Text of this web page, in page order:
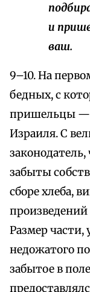
и
ваш.
9–10. На
бедных, с
пришельцы —
Израиля. С
забыты
сборе хлеба,
Размер
недожатого
забытое в